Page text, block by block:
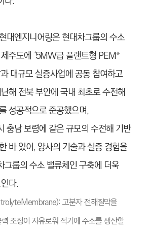
대엔지니어링은 현대차그룹의 수소
주도에 ‘5MW급 플랜트형 PEM*
대규모 실증사업에 공동 참여하고
해 전북 부안에 국내 최초로 수전해
성공적으로 준공했으며,
충남 보령에 같은 규모의 수전해 기반
바 있어, 양사의 기술과 실증 경험을
그룹의 수소 밸류체인 구축에 더욱
다.
고분자 전해질막을
조정이 자유로워 적기에 수소를 생산할